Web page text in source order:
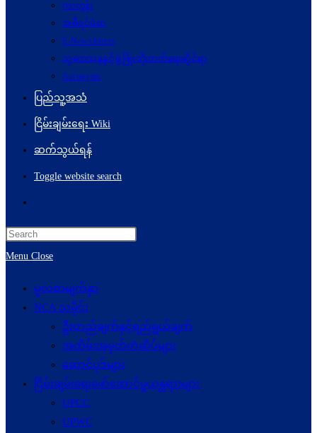
ကာတွန်း
အစီရင်ခံစာ
E-Newsletters
သုတေသနနှင့်ဖွံ့ဖြိုးတိုးတက်ရေးဆိုင်ရာ
Acronyms
ပြည်သူ့အသံ
ငြိမ်းချမ်းရေး Wiki
ဆက်သွယ်ရန်
Toggle website search
Menu Close
မူလစာမျက်နှာ
NCA သမိုင်း
ဦးတည်ချက်နှင့်ရည်ရွယ်ချက်
အထိမ်းအမှတ်တံဆိပ်များ
ဆောင်ပုဒ်များ
ငြိမ်းချမ်းရေးဖော်‌ဆောင်မှုယန္တရားများ
UPCC
UPWC